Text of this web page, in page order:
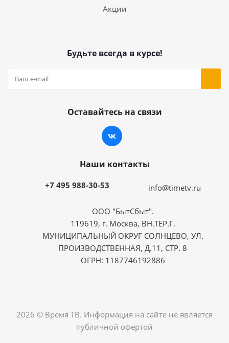
Акции
Будьте всегда в курсе!
Оставайтесь на связи
Наши контакты
+7 495 988-30-53 info@timetv.ru
ООО "БытСбыт".
119619, г. Москва, ВН.ТЕР.Г.
МУНИЦИПАЛЬНЫЙ ОКРУГ СОЛНЦЕВО, УЛ.
ПРОИЗВОДСТВЕННАЯ, Д.11, СТР. 8
ОГРН: 1187746192886
2026 © Время ТВ. Информация на сайте не является
публичной офертой